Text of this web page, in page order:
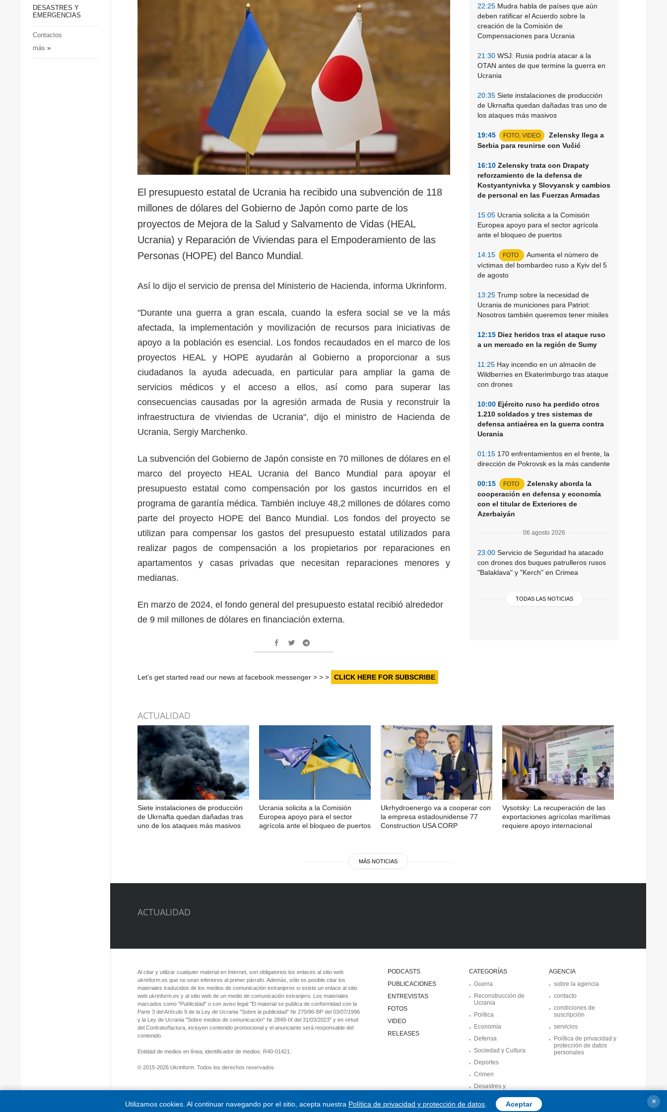
Sociedad y Cultura
personales
DESASTRES Y
EMERGENCIAS
Contactos
más »
22:25 Mudra habla de países que aún
deben ratificar el Acuerdo sobre la
creación de la Comisión de
Compensaciones para Ucrania
21:30 WSJ: Rusia podría atacar a la
OTAN antes de que termine la guerra en
Ucrania
20:35 Siete instalaciones de producción
de Ukrnafta quedan dañadas tras uno de
los ataques más masivos
19:45 FOTO, VIDEO
Zelensky llega a
Serbia para reunirse con Vučić
16:10 Zelensky trata con Drapaty
reforzamiento de la defensa de
Kostyantynivka y Slovyansk y cambios
de personal en las Fuerzas Armadas
15:05 Ucrania solicita a la Comisión
Europea apoyo para el sector agrícola
ante el bloqueo de puertos
14:15 FOTO
Aumenta el número de
víctimas del bombardeo ruso a Kyiv del 5
de agosto
13:25 Trump sobre la necesidad de
Ucrania de municiones para Patriot:
Nosotros también queremos tener misiles
12:15 Diez heridos tras el ataque ruso
a un mercado en la región de Sumy
11:25 Hay incendio en un almacén de
Wildberries en Ekaterimburgo tras ataque
con drones
10:00 Ejército ruso ha perdido otros
1.210 soldados y tres sistemas de
defensa antiaérea en la guerra contra
Ucrania
01:15 170 enfrentamientos en el frente, la
dirección de Pokrovsk es la más candente
00:15 FOTO
Zelensky aborda la
cooperación en defensa y economía
con el titular de Exteriores de
Azerbaiyán
06 agosto 2026
23:00 Servicio de Seguridad ha atacado
con drones dos buques patrulleros rusos
"Balaklava" y "Kerch" en Crimea
TODAS LAS NOTICIAS
El presupuesto estatal de Ucrania ha recibido una subvención de 118
millones de dólares del Gobierno de Japón como parte de los
proyectos de Mejora de la Salud y Salvamento de Vidas (HEAL
Ucrania) y Reparación de Viviendas para el Empoderamiento de las
Personas (HOPE) del Banco Mundial.
Así lo dijo el servicio de prensa del Ministerio de Hacienda, informa Ukrinform.
"Durante una guerra a gran escala, cuando la esfera social se ve la más
afectada, la implementación y movilización de recursos para iniciativas de
apoyo a la población es esencial. Los fondos recaudados en el marco de los
proyectos HEAL y HOPE ayudarán al Gobierno a proporcionar a sus
ciudadanos la ayuda adecuada, en particular para ampliar la gama de
servicios médicos y el acceso a ellos, así como para superar las
consecuencias causadas por la agresión armada de Rusia y reconstruir la
infraestructura de viviendas de Ucrania", dijo el ministro de Hacienda de
Ucrania, Sergiy Marchenko.
La subvención del Gobierno de Japón consiste en 70 millones de dólares en el
marco del proyecto HEAL Ucrania del Banco Mundial para apoyar el
presupuesto estatal como compensación por los gastos incurridos en el
programa de garantía médica. También incluye 48,2 millones de dólares como
parte del proyecto HOPE del Banco Mundial. Los fondos del proyecto se
utilizan para compensar los gastos del presupuesto estatal utilizados para
realizar pagos de compensación a los propietarios por reparaciones en
apartamentos y casas privadas que necesitan reparaciones menores y
medianas.
En marzo de 2024, el fondo general del presupuesto estatal recibió alrededor
de 9 mil millones de dólares en financiación externa.
Let’s get started read our news at facebook messenger > > > CLICK HERE FOR SUBSCRIBE
ACTUALIDAD
Siete instalaciones de producción
de Ukrnafta quedan dañadas tras
uno de los ataques más masivos
Ucrania solicita a la Comisión
Europea apoyo para el sector
agrícola ante el bloqueo de puertos
Ukrhydroenergo va a cooperar con
la empresa estadounidense 77
Construction USA CORP
Vysotsky: La recuperación de las
exportaciones agrícolas marítimas
requiere apoyo internacional
MÁS NOTICIAS
ACTUALIDAD
CATEGORÍAS
Guerra
Reconstrucción de
Ucrania
Política
Economía
Defensa
Sociedad y Cultura
Deportes
Crimen
Desastres y
AGENCIA
sobre la agencia
contacto
condiciones de
suscripción
servicios
Política de privacidad y
protección de datos
personales
PODCASTS
PUBLICACIONES
ENTREVISTAS
FOTOS
VIDEO
RELEASES
Al citar y utilizar cualquier material en Internet, son obligatorios los enlaces al sitio web
ukrinform.es que no sean inferiores al primer párrafo. Además, sólo es posible citar los
materiales traducidos de los medios de comunicación extranjeros si existe un enlace al sitio
web ukrinform.es y al sitio web de un medio de comunicación extranjero. Los materiales
marcados como "Publicidad" o con aviso legal "El material se publica de conformidad con la
Parte 3 del Artículo 9 de la Ley de Ucrania "Sobre la publicidad" № 270/96-ВР del 03/07/1996
y la Ley de Ucrania "Sobre medios de comunicación" № 2849-IX del 31/03/2023" y en virtud
del Contrato/factura, incluyen contenido promocional y el anunciante será responsable del
contenido.
Entidad de medios en línea; identificador de medios: R40-01421.
© 2015-2026 Ukrinform. Todos los derechos reservados.
Utilizamos cookies. Al continuar navegando por el sitio, acepta nuestra Política de privacidad y protección de datos Aceptar ×